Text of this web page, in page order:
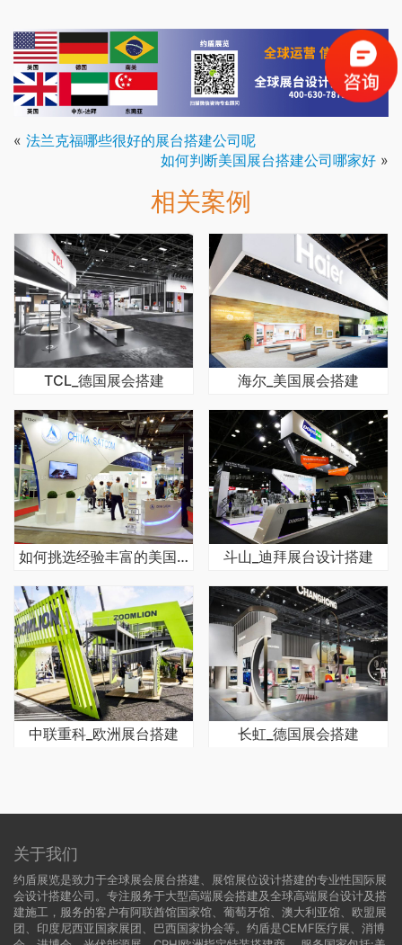
« 法兰克福哪些很好的展台搭建公司呢
如何判断美国展台搭建公司哪家好 »
相关案例
TCL_德国展会搭建 海尔_美国展会搭建
如何挑选经验丰富的美国会展搭建公司 斗山_迪拜展台设计搭建
中联重科_欧洲展台搭建 长虹_德国展会搭建
关于我们
约盾展览是致力于全球展会展台搭建、展馆展位设计搭建的专业性国际展
会设计搭建公司。专注服务于大型高端展会搭建及全球高端展台设计及搭
建施工，服务的客户有阿联酋馆国家馆、葡萄牙馆、澳大利亚馆、欧盟展
团、印度尼西亚国家展团、巴西国家协会等。约盾是CEMF医疗展、消博